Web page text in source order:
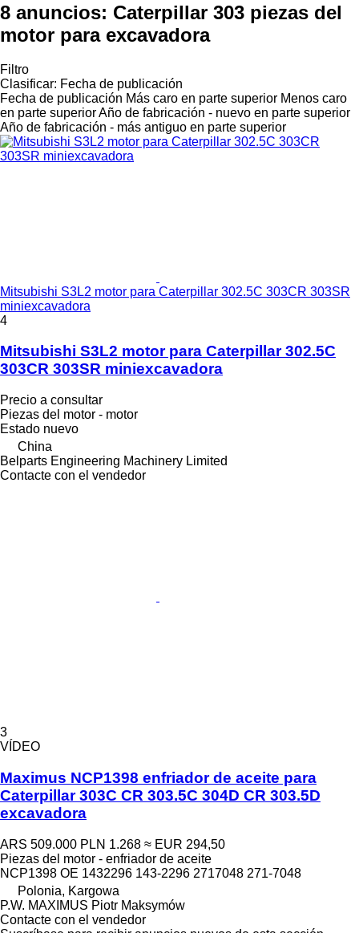
8 anuncios: Caterpillar 303 piezas del
motor para excavadora
Filtro
Clasificar: Fecha de publicación
Fecha de publicación Más caro en parte superior Menos caro
en parte superiorAño de fabricación - nuevo en parte superior
Año de fabricación - más antiguo en parte superior
Mitsubishi S3L2 motor para Caterpillar 302.5C 303CR 303SR
miniexcavadora
4
Mitsubishi S3L2 motor para Caterpillar 302.5C
303CR 303SR miniexcavadora
Precio a consultar
Piezas del motor - motor
Estado nuevo
China
Belparts Engineering Machinery Limited
Contacte con el vendedor
3
VÍDEO
Maximus NCP1398 enfriador de aceite para
Caterpillar 303C CR 303.5C 304D CR 303.5D
excavadora
ARS 509.000 PLN 1.268 ≈ EUR 294,50
Piezas del motor - enfriador de aceite
NCP1398 OE 1432296 143-2296 2717048 271-7048
Polonia, Kargowa
P.W. MAXIMUS Piotr Maksymów
Contacte con el vendedor